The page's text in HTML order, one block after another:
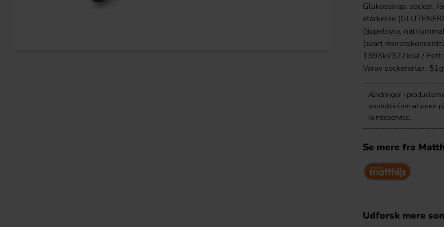
Glukossirap, socker,
stärkelse
(äppelsyra,
(svart
1393kJ/322kcal /
Varav sockerarter:
Ændringer i
produktinformationen
kundeservice.
Se mere fra
Udforsk mere